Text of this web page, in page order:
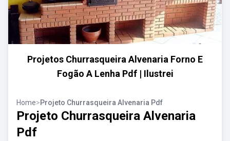
Projetos Churrasqueira Alvenaria Forno E
Fogão A Lenha Pdf | Ilustrei
Home>Projeto Churrasqueira Alvenaria Pdf
Projeto Churrasqueira Alvenaria
Pdf